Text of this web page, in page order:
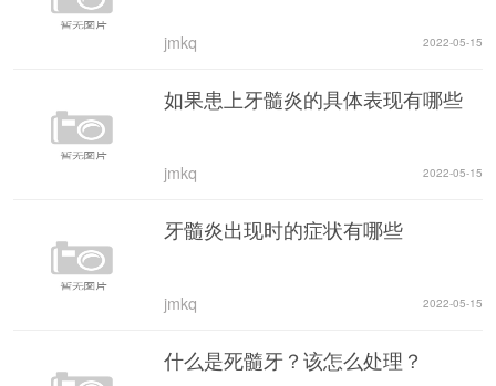
jmkq 2022-05-15
如果患上牙髓炎的具体表现有哪些
jmkq 2022-05-15
牙髓炎出现时的症状有哪些
jmkq 2022-05-15
什么是死髓牙？该怎么处理？